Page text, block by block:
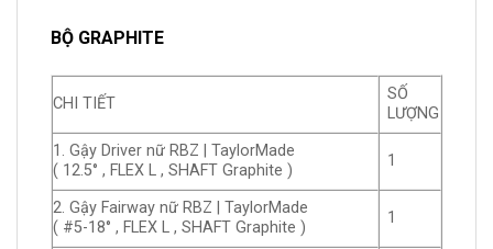
BỘ GRAPHITE
CHI TIẾT
SỐ
LƯỢNG
1. Gậy Driver nữ RBZ | TaylorMade
( 12.5° , FLEX L , SHAFT Graphite )
1
2. Gậy Fairway nữ RBZ | TaylorMade
( #5-18° , FLEX L , SHAFT Graphite )
1